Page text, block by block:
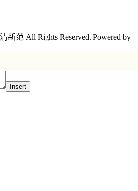
新范 All Rights Reserved. Powered by
Insert